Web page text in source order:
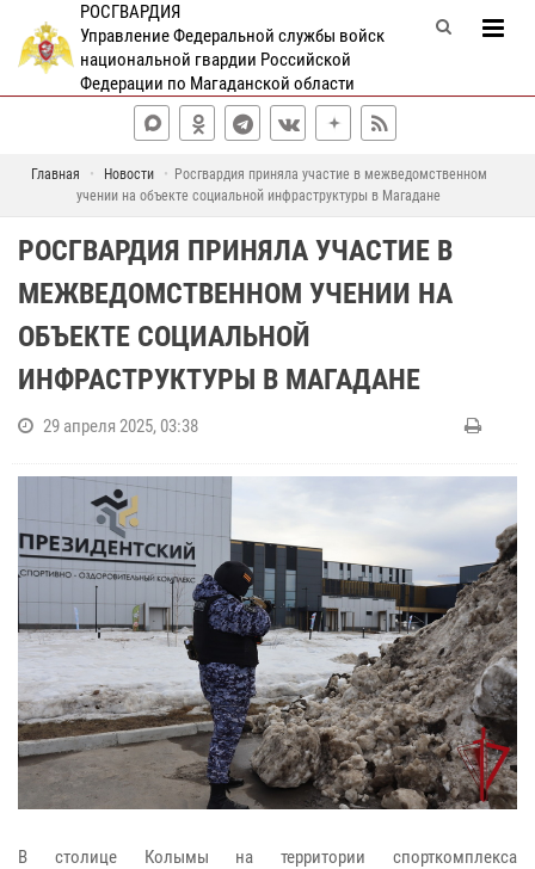
РОСГВАРДИЯ
Управление Федеральной службы войск
национальной гвардии Российской
Федерации по Магаданской области
Главная Новости
Росгвардия приняла участие в межведомственном
учении на объекте социальной инфраструктуры в Магадане
РОСГВАРДИЯ ПРИНЯЛА УЧАСТИЕ В
МЕЖВЕДОМСТВЕННОМ УЧЕНИИ НА
ОБЪЕКТЕ СОЦИАЛЬНОЙ
ИНФРАСТРУКТУРЫ В МАГАДАНЕ
29 апреля 2025, 03:38
В столице Колымы на территории спорткомплекса